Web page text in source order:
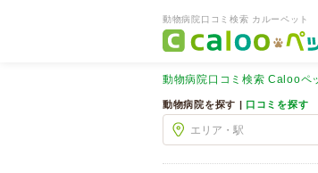
動物病院口コミ検索 カルーペット
動物病院口コミ検索 Calooペ
動物病院を探す | 口コミを探す